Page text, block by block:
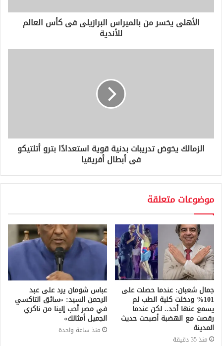
ر
الأهلى يخسر من بالميراس البرازيلى فى كأس العالم
للأندية
الزمالك يخوض تدريبات بدنية قوية استعدادًا بترو أتلتيكو
فى أبطال أفريقيا
موضوعات متعلقة
جمال شعبان: عندما حصلت على
101% ودخلت كلية الطب لم
يسمع عنها أحد.. لكن عندما
رقصت مع الهضبة أصبحت حديث
المدينة
منذ 35 دقيقة
عباس شومان يرد على عبد
الرحمن السيد: «سائق التاكسي
في مصر أحب إلينا من ناكري
الجميل أمثالك»
منذ ساعة واحدة